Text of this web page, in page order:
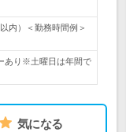
内）＜勤務時間例＞
あり※土曜日は年間で
気になる